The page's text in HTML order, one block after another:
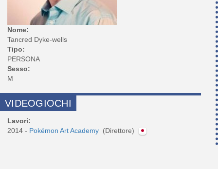
Nome:
Tancred Dyke-wells
Tipo:
PERSONA
Sesso:
M
VIDEOGIOCHI
Lavori:
2014 - Pokémon Art Academy (Direttore)